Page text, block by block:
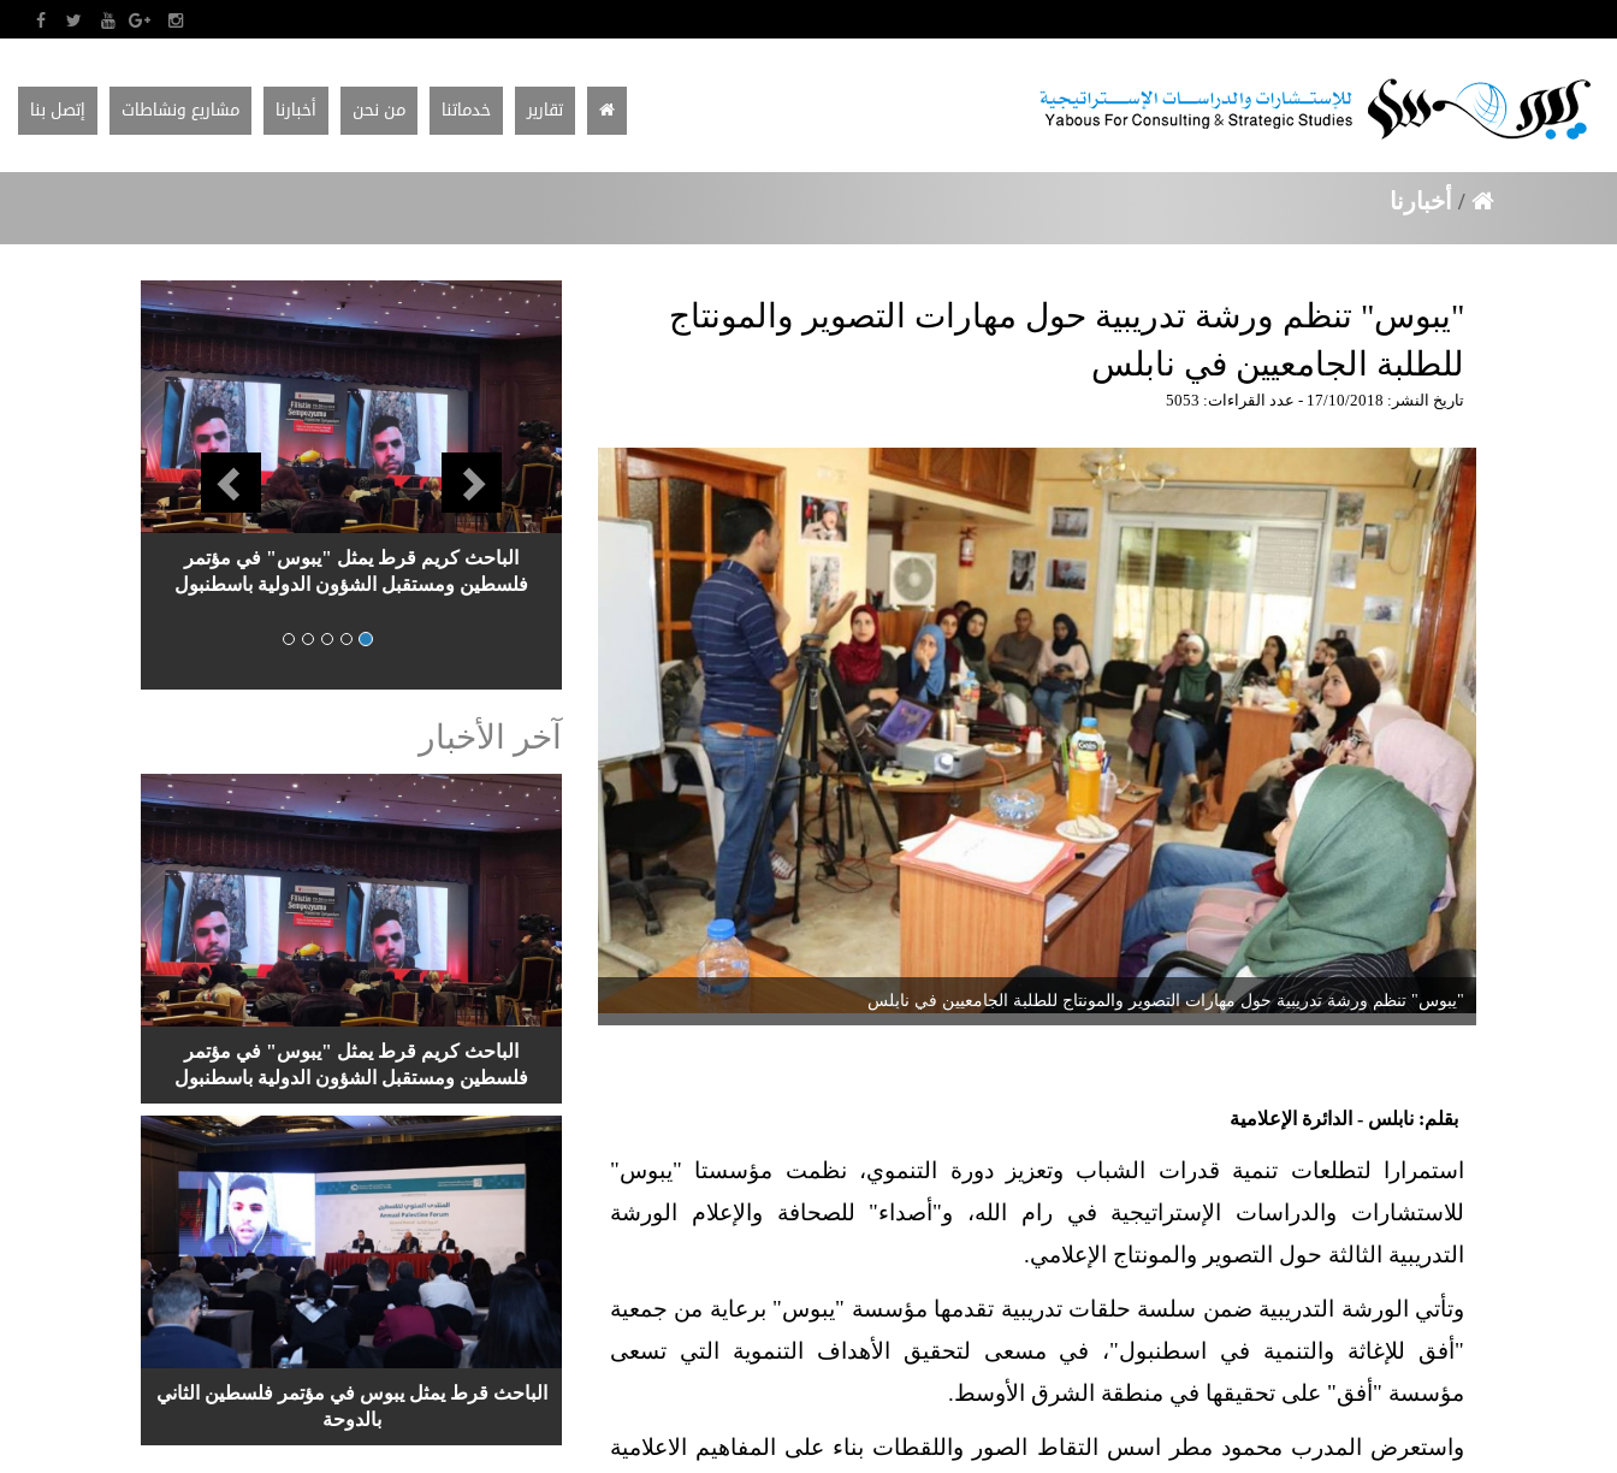
تقارير خدماتنا من نحن أخبارنا مشاريع ونشاطات إتصل بنا
/ أخبارنا
"يبوس" تنظم ورشة تدريبية حول مهارات التصوير والمونتاج
للطلبة الجامعيين في نابلس
تاريخ النشر: 17/10/2018 - عدد القراءات: 5053
"يبوس" تنظم ورشة تدريبية حول مهارات التصوير والمونتاج للطلبة الجامعيين في نابلس
بقلم: نابلس - الدائرة الإعلامية
استمرارا لتطلعات تنمية قدرات الشباب وتعزيز دورة التنموي، نظمت مؤسستا "يبوس"
للاستشارات والدراسات الإستراتيجية في رام الله، و"أصداء" للصحافة والإعلام الورشة
التدريبية الثالثة حول التصوير والمونتاج الإعلامي.
وتأتي الورشة التدريبية ضمن سلسة حلقات تدريبية تقدمها مؤسسة "يبوس" برعاية من جمعية
"أفق للإغاثة والتنمية في اسطنبول"، في مسعى لتحقيق الأهداف التنموية التي تسعى
مؤسسة "أفق" على تحقيقها في منطقة الشرق الأوسط.
واستعرض المدرب محمود مطر اسس التقاط الصور واللقطات بناء على المفاهيم الاعلامية
الباحث قرط يمثل يبوس في مؤتمر فلسطين الثاني
بالدوحة
Previous Next
آخر الأخبار
الباحث كريم قرط يمثل "يبوس" في مؤتمر
فلسطين ومستقبل الشؤون الدولية باسطنبول
الباحث قرط يمثل يبوس في مؤتمر فلسطين الثاني
بالدوحة